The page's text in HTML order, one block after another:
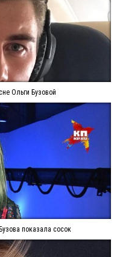
Ольги Бузовой
показала сосок